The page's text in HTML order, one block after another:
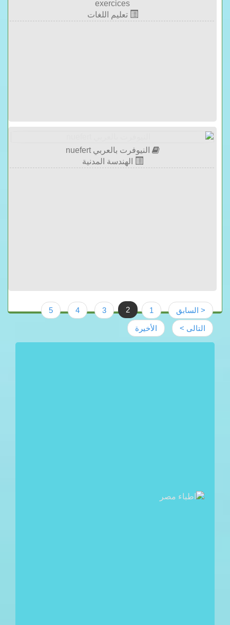
exercices
تعليم اللغات
النيوفرت بالعربي nuefert
الهندسة المدنية
< السابق 1
2
3
4
5
التالى > الأخيرة